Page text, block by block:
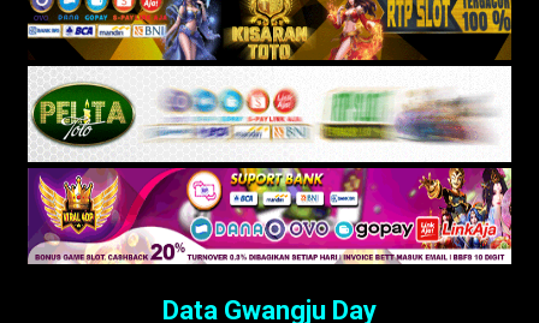
Data Gwangju Day